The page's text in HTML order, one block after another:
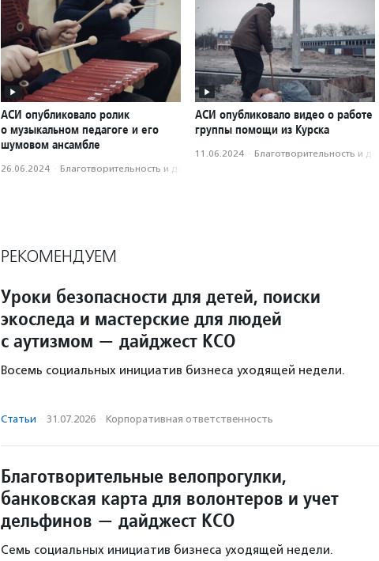
АСИ опубликовало ролик
о музыкальном педагоге и его
шумовом ансамбле
26.06.2024 · Благотвори­тель­ность и доброволь­чест­во
АСИ опубликовало видео о работе
группы помощи из Курска
11.06.2024 · Благотвори­тель­ность и
РЕКОМЕНДУЕМ
Уроки безопасности для детей, поиски
экоследа и мастерские для людей
с аутизмом — дайджест КСО
Восемь социальных инициатив бизнеса уходящей недели.
Статьи · 31.07.2026 · Корпоративная ответственность
Благотворительные велопрогулки,
банковская карта для волонтеров и учет
дельфинов — дайджест КСО
Семь социальных инициатив бизнеса уходящей недели.